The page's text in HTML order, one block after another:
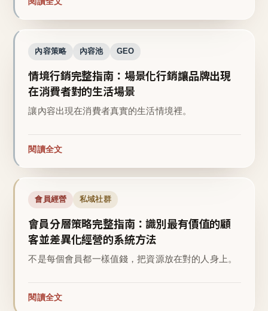
內容策略 內容池 GEO
情境行銷完整指南：場景化行銷讓品牌出現
在消費者對的生活場景
讓內容出現在消費者真實的生活情境裡。
閱讀全文
會員經營 私域社群
會員分層策略完整指南：識別最有價值的顧
客並差異化經營的系統方法
不是每個會員都一樣值錢，把資源放在對的人身上。
閱讀全文